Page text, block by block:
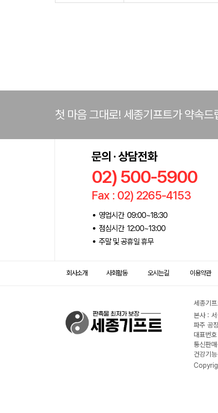
첫 마음 그대로! 세종기프트가 약속드
문의 · 상담전화
02) 500-5900
Fax : 02) 2265-4153
영업시간 09:00~18:30
점심시간 12:00~13:00
주말 및 공휴일 휴무
회사소개 사회활동 오시는길 이용약관
세종기
본사 :
파주 공
대표번
통신판
건강기